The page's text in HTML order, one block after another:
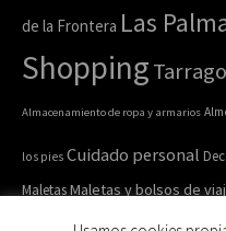
de la Frontera Las
Shopping
Almacenamiento de ropa y armarios
los pies Cuidado personal
MaletasMaletas y bolsos de
Ropa de casa
Ropa deportiva